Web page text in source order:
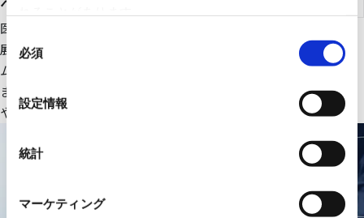
同
意
の
選
択
必須
設定情報
統計
マーケティング
医療ＩＴ・ＤＸ関連のＩＴ機器、大型医療機器周辺設備を中心に
展開。さらにＲＹＯＤＥＮオリジナルの医療画像一元管理システ
ムの販売をはじめ、医療機関の様々な課題解決に貢献します。
また、幅広いパートナーシップで、最適な医療ITソリューション
や機器・設備を提供します。